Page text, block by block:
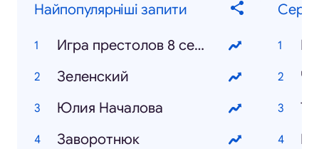
Найпопулярніші запити
Игра престолов 8 сезон
Зеленский
Юлия Началова
Заворотнюк